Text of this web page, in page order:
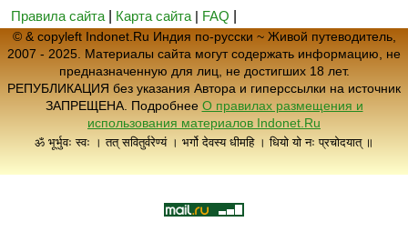
Правила сайта
Карта сайта | FAQ
© & copyleft Indonet.Ru Индия по-русски ~ Живой путеводитель,
2007 - 2025. Материалы сайта могут содержать информацию, не
предназначенную для лиц, не достигших 18 лет.
РЕПУБЛИКАЦИЯ без указания Автора и гиперссылки на источник
ЗАПРЕЩЕНА. Подробнее О правилах размещения и
использования материалов Indonet.Ru
ॐ भूर्भुवः स्वः । तत् सवितुर्वरेण्यं । भर्गो देवस्य धीमहि । धियो यो नः प्रचोदयात् ॥